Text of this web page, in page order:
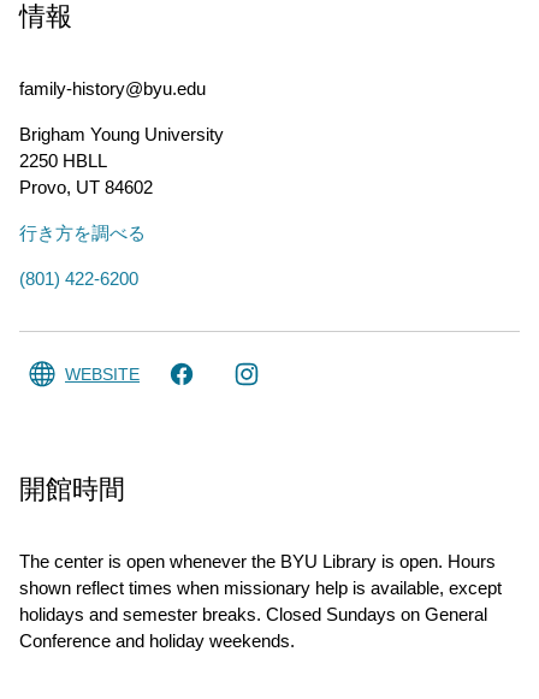
情報
family-history@byu.edu
Brigham Young University
2250 HBLL
Provo, UT 84602
行き方を調べる
(801) 422-6200
WEBSITE
開館時間
The center is open whenever the BYU Library is open. Hours
shown reflect times when missionary help is available, except
holidays and semester breaks. Closed Sundays on General
Conference and holiday weekends.